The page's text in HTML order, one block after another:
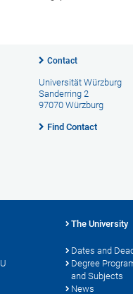
Contact
Universität Würzburg
Sanderring 2
97070 Würzburg
Find Contact
The University
Dates and
Degree
and Subjects
News